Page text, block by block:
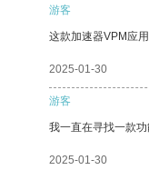
游客
这款加速器VPM应
2025-01-30
游客
我一直在寻找一款
2025-01-30